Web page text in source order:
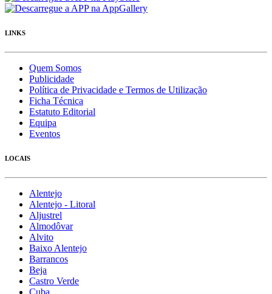
LINKS
Quem Somos
Publicidade
Política de Privacidade e Termos de Utilização
Ficha Técnica
Estatuto Editorial
Equipa
Eventos
LOCAIS
Alentejo
Alentejo - Litoral
Aljustrel
Almodôvar
Alvito
Baixo Alentejo
Barrancos
Beja
Castro Verde